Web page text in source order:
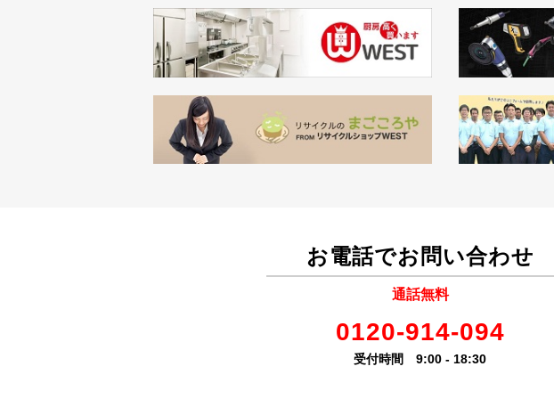
お電話でお問い合わせ
通話無料
0120-914-094
受付時間 9:00 - 18:30